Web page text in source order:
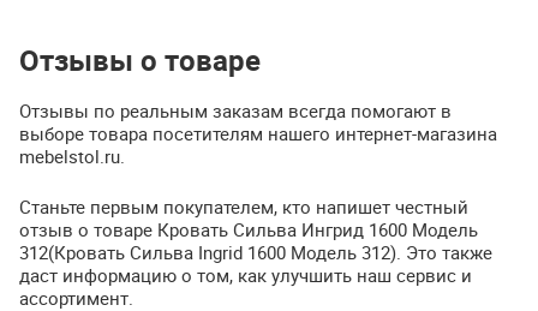
Отзывы о товаре
Отзывы по реальным заказам всегда помогают в
выборе товара посетителям нашего интернет-магазина
mebelstol.ru.
Станьте первым покупателем, кто напишет честный
отзыв о товаре Кровать Сильва Ингрид 1600 Модель
312(Кровать Сильва Ingrid 1600 Модель 312). Это также
даст информацию о том, как улучшить наш сервис и
ассортимент.